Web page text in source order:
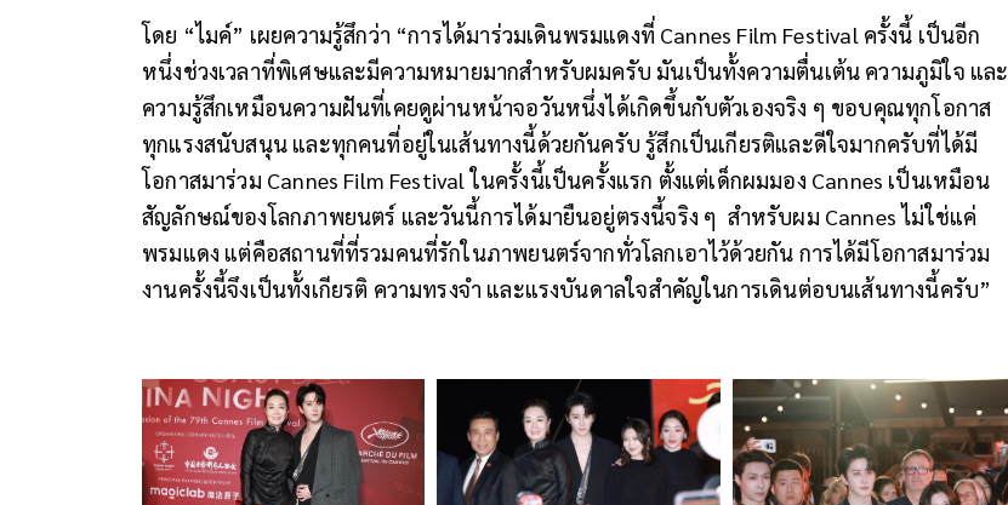
โดย “ไมค์” เผยความรู้สึกว่า “การได้มาร่วมเดินพรมแดงที่ Cannes Film Festival ครั้งนี้ เป็นอีก
หนึ่งช่วงเวลาที่พิเศษและมีความหมายมากสำหรับผมครับ มันเป็นทั้งความตื่นเต้น ความภูมิใจ และ
ความรู้สึกเหมือนความฝันที่เคยดูผ่านหน้าจอวันหนึ่งได้เกิดขึ้นกับตัวเองจริง ๆ ขอบคุณทุกโอกาส
ทุกแรงสนับสนุน และทุกคนที่อยู่ในเส้นทางนี้ด้วยกันครับ รู้สึกเป็นเกียรติและดีใจมากครับที่ได้มี
โอกาสมาร่วม Cannes Film Festival ในครั้งนี้เป็นครั้งแรก ตั้งแต่เด็กผมมอง Cannes เป็นเหมือน
สัญลักษณ์ของโลกภาพยนตร์ และวันนี้การได้มายืนอยู่ตรงนี้จริง ๆ สำหรับผม Cannes ไม่ใช่แค่
พรมแดง แต่คือสถานที่ที่รวมคนที่รักในภาพยนตร์จากทั่วโลกเอาไว้ด้วยกัน การได้มีโอกาสมาร่วม
งานครั้งนี้จึงเป็นทั้งเกียรติ ความทรงจำ และแรงบันดาลใจสำคัญในการเดินต่อบนเส้นทางนี้ครับ”